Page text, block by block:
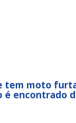
tem moto
é encontrado